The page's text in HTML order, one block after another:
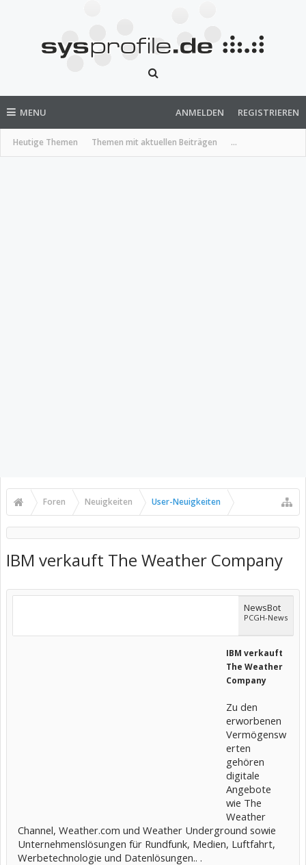
MENU
Heutige Themen Themen mit aktuellen Beiträgen ...
ANMELDEN REGISTRIEREN
Foren Neuigkeiten User-Neuigkeiten
IBM verkauft The Weather Company
NewsBot
PCGH-News
IBM verkauft
The Weather
Company
Zu den
erworbenen
Vermögensw
erten
gehören
digitale
Angebote
wie The
Weather
Channel, Weather.com und Weather Underground sowie
Unternehmenslösungen für Rundfunk, Medien, Luftfahrt,
Werbetechnologie und Datenlösungen.. .